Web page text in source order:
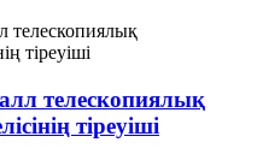
телескопиялық
тіреуіші